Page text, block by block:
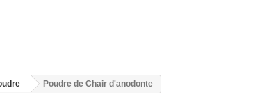
Poudre de Chair d'anodonte